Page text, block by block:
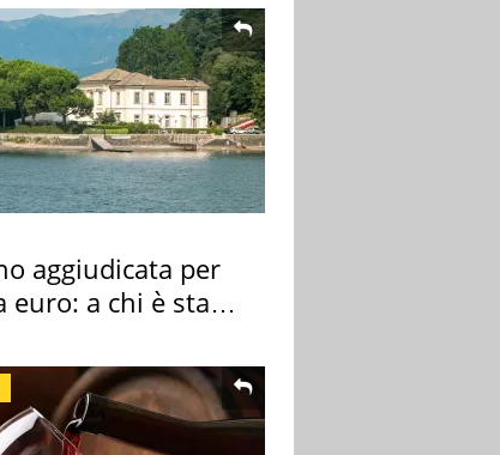
aggiudicata per
euro: a chi è stata